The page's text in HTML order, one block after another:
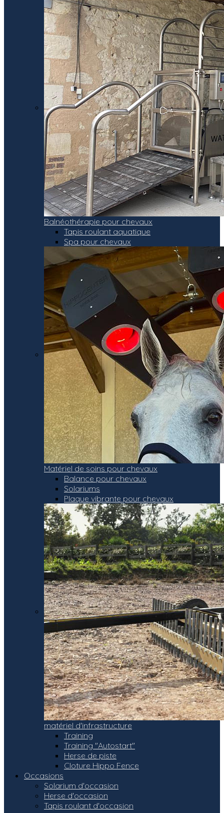
Balnéothérapie pour chevaux
Tapis roulant aquatique
Spa pour chevaux
Matériel de soins pour chevaux
Balance pour chevaux
Solariums
Plaque vibrante pour chevaux
matériel d'infrastructure
Training
Training "Autostart"
Herse de piste
Cloture Hippo Fence
Occasions
Solarium d'occasion
Herse d'occasion
Tapis roulant d'occasion